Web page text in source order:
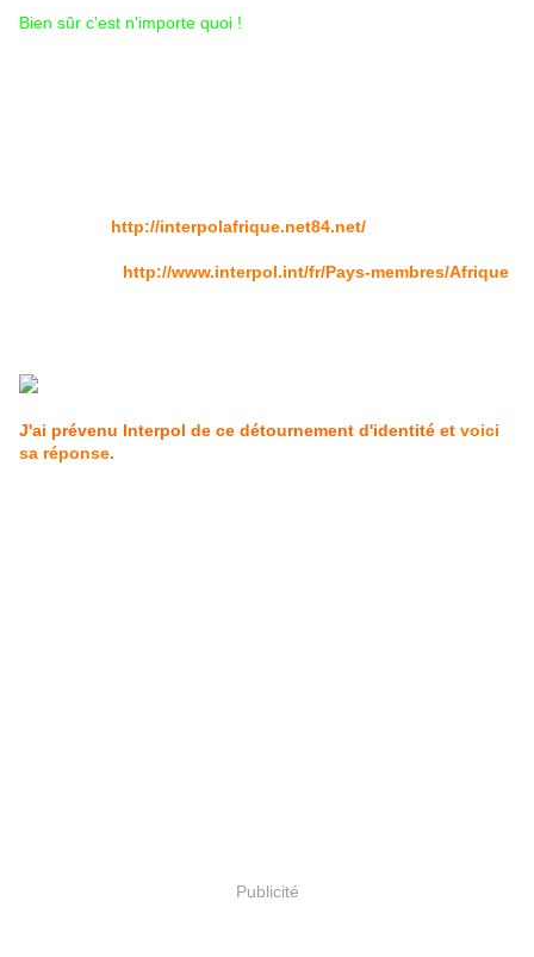
Bien sûr c'est n'importe quoi !
http://interpolafrique.net84.net/
http://www.interpol.int/fr/Pays-membres/Afrique
J'ai prévenu Interpol de ce détournement d'identité et voici
sa réponse.
Publicité